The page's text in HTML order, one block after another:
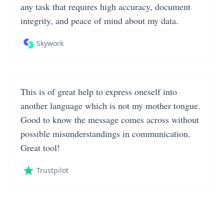
any task that requires high accuracy, document
integrity, and peace of mind about my data.
Skywork
This is of great help to express oneself into
another language which is not my mother tongue.
Good to know the message comes across without
possible misunderstandings in communication.
Great tool!
Trustpilot